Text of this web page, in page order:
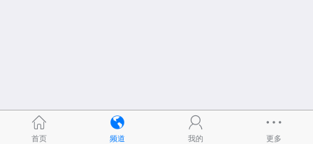
首页 频道 我的 更多